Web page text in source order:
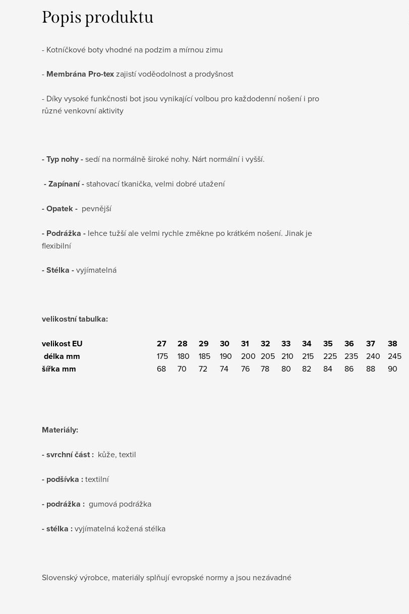
Popis produktu
- Kotníčkové boty vhodné na podzim a mírnou zimu
- Membrána Pro-texzajistí voděodolnost a prodyšnost
- Díky vysoké funkčnosti bot jsou vynikající volbou pro každodenní nošení i pro
různé venkovní aktivity
- Typ nohy -sedí na normálně široké nohy. Nárt normální i vyšší.
- Zapínaní -stahovací tkanička, velmi dobré utažení
- Opatek - pevnější
- Podrážka - lehce tužší ale velmi rychle změkne po krátkém nošení. Jinak je
flexibilní
- Stélka -vyjímatelná
velikostní tabulka:
velikost EU 27 28 29 30 31 32 33 34 35 36 37
38
délka mm
175 180 185 190 200 205 210 215 225 235 240 245
šířka mm 68 70 72 74 76 78 80 82 84 86 88 90
Materiály:
- svrchní část : kůže, textil
- podšívka :textilní
- podrážka : gumová podrážka
- stélka :vyjímatelná kožená stélka
Slovenský výrobce, materiály splňují evropské normy a jsou nezávadné